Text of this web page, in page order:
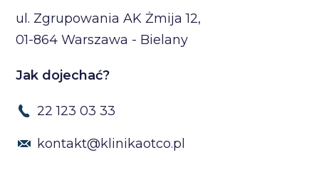
ul. Zgrupowania AK Żmija 12,
01-864 Warszawa - Bielany
Jak dojechać?
22 123 03 33
kontakt@klinikaotco.pl